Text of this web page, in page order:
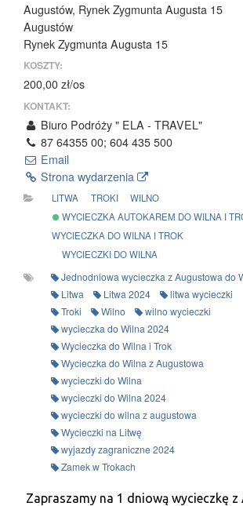
Augustów, Rynek Zygmunta Augusta 15
Augustów
Rynek Zygmunta Augusta 15
KOSZTY:
200,00 zł/os
KONTAKT:
Biuro Podróży " ELA - TRAVEL"
87 64355 00; 604 435 500
Email
Strona wydarzenia
LITWA TROKI
WILNO
WYCIECZKA AUTOKAREM DO WILNA I
WYCIECZKA DO WILNA I TROK
WYCIECZKI DO WILNA
Jednodniowa wycieczka z Augustowa do
Litwa
Litwa 2024
litwa wycieczki
Troki
Wilno
wilno wycieczki
wycieczka do Wilna 2024
Wycieczka do Wilna i Trok
Wycieczka do Wilna z Augustowa
wycieczki do Wilna
wycieczki do Wilna 2024
wycieczki do wilna z augustowa
Wycieczki na Litwę
wyjazdy zagraniczne 2024
Zamek w Trokach
Zapraszamy na 1 dniową wycieczkę